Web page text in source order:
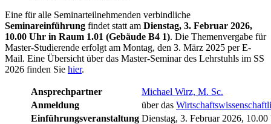
Eine für alle Seminarteilnehmenden verbindliche
Seminareinführung findet statt am Dienstag, 3. Februar 2026,
10.00 Uhr in Raum 1.01 (Gebäude B4 1). Die Themenvergabe für
Master-Studierende erfolgt am Montag, den 3. März 2025 per E-
Mail. Eine Übersicht über das Master-Seminar des Lehrstuhls im SS
2026 finden Sie hier.
Ansprechpartner
Michael Wirz, M. Sc.
Anmeldung
über das
Einführungsveranstaltung Dienstag, 3. Februar 2026,